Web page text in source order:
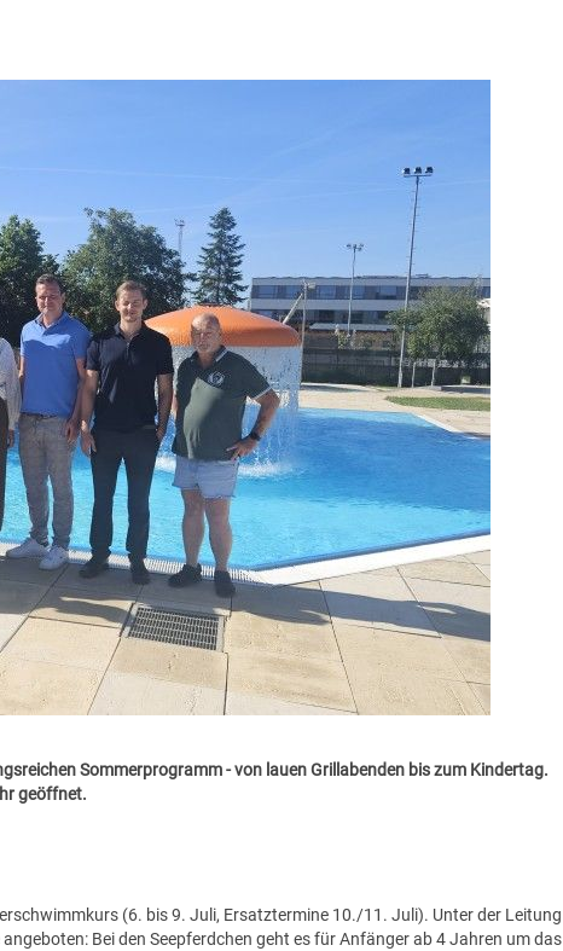
Sommerprogramm - von lauen Grillabenden bis zum Kindertag.
geöffnet.
(6. bis 9. Juli, Ersatztermine 10./11. Juli). Unter der Leitung
Bei den Seepferdchen geht es für Anfänger ab 4 Jahren um das